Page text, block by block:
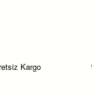
için şık ve anlamlı bir
Kargo